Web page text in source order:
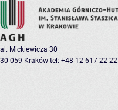
al. Mickiewicza 30
30-059 Kraków tel: +48 12 617 22 22